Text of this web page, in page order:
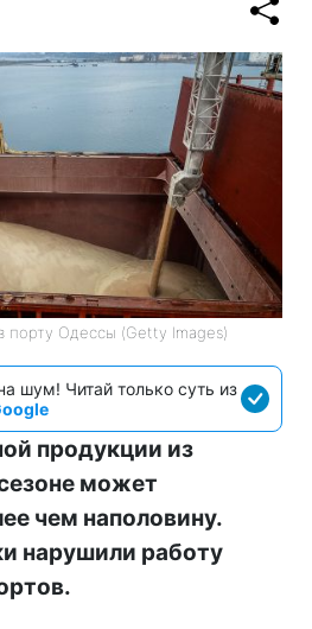
порту Одессы (Getty Images)
шум! Читай только суть из
продукции из
может
чем наполовину.
нарушили работу